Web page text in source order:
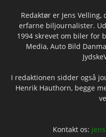
Redaktør er Jens
erfarne biljournalister.
1994 skrevet om biler for
Media, Auto Bild
I redaktionen sidder også
Henrik Hauthorn, begge
Kontakt os: